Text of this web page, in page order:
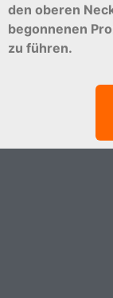
den oberen
begonnenen
zu führen.